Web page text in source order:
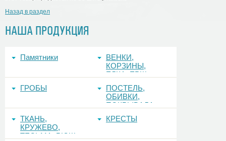
НАША ПРОДУКЦИЯ
Памятники
ВЕНКИ,
КОРЗИНЫ,
ЕЛКА, ЕРШ,
ГРОБЫ
ПОСТЕЛЬ,
ОБИВКИ,
ПОКРЫВАЛА
ТКАНЬ,
КРУЖЕВО,
ТЕСЬМА, РЮШ
КРЕСТЫ
Назад в раздел